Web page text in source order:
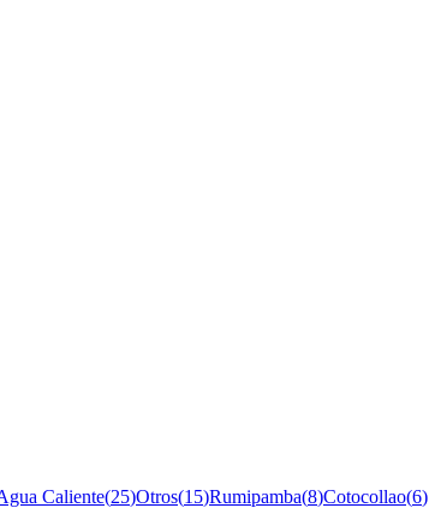
Caliente(25)Otros(15)Rumipamba(8)Cotocollao(6)